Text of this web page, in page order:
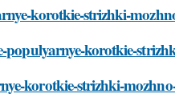
korotkie-strizhki-
korotkie-
korotkie-strizhki-